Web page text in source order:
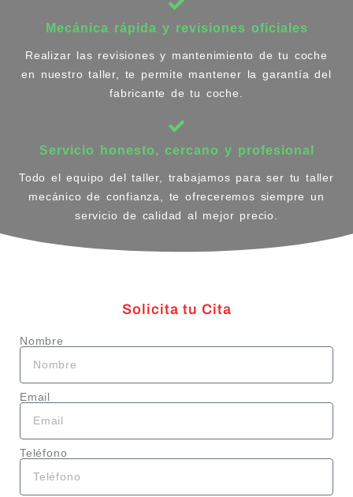
Mecánica rápida y revisiones oficiales
Realizar las revisiones y mantenimiento de tu coche
en nuestro taller, te permite mantener la garantía del
fabricante de tu coche.
Servicio honesto, cercano y profesional
Todo el equipo del taller, trabajamos para ser tu taller
mecánico de confianza, te ofreceremos siempre un
servicio de calidad al mejor precio.
Solicita tu Cita
Nombre
Email
Teléfono